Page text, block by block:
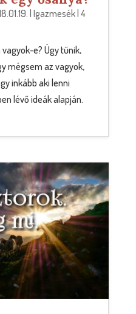
Igazmesék| 4
e? Úgy tűnik,
mégsem az vagyok,
inkább aki lenni
lévő ideák alapján.